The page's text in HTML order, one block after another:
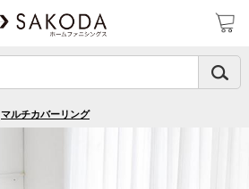
マルチカバーリング